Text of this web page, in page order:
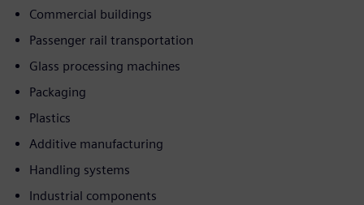
Commercial buildings
Passenger rail transportation
Glass processing machines
Packaging
Plastics
Additive manufacturing
Handling systems
Industrial components